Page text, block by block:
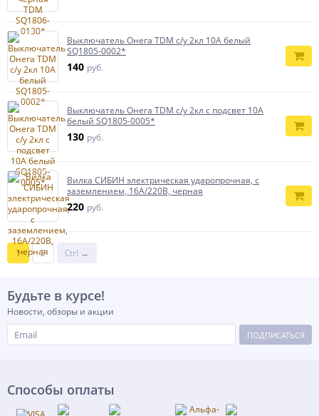
Выключатель Онега TDM с/у 2кл 10A белый
SQ1805-0002*
140 руб.
Выключатель Онега TDM с/у 2кл с подсвет 10A
белый SQ1805-0005*
130 руб.
Вилка СИБИН электрическая ударопрочная, с
заземлением, 16А/220В, черная
220 руб.
1 2 Ctrl →
Будьте в курсе!
Новости, обзоры и акции
ПОДПИСАТЬСЯ
Способы оплаты